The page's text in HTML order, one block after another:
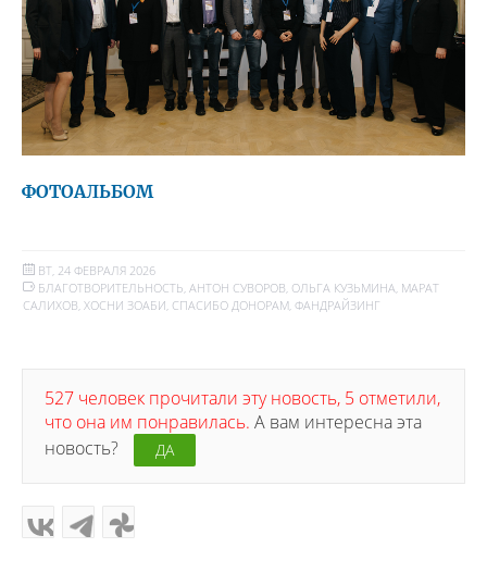
ФОТОАЛЬБОМ
ВТ, 24 ФЕВРАЛЯ 2026
БЛАГОТВОРИТЕЛЬНОСТЬ АНТОН СУВОРОВ ОЛЬГА КУЗЬМИНА МАРАТ
САЛИХОВ ХОСНИ ЗОАБИ СПАСИБО ДОНОРАМ ФАНДРАЙЗИНГ
527 человек прочитали эту новость, 5 отметили,
что она им понравилась. А вам интересна эта
новость?
ДА